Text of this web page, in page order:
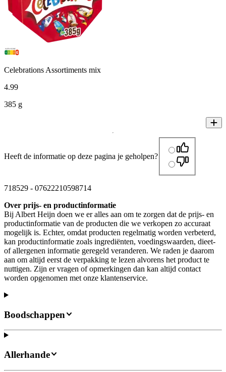
Celebrations Assortiments mix
4.99
385 g
Heeft de informatie op deze pagina je geholpen?
718529 - 07622210598714
Over prijs- en productinformatie
Bij Albert Heijn doen we er alles aan om te zorgen dat de prijs- en
productinformatie van de producten die we verkopen zo accuraat
mogelijk is. Echter, omdat producten regelmatig worden verbeterd,
kan productinformatie zoals ingrediënten, voedingswaarden, dieet-
of allergenen informatie geregeld veranderen. We raden je daarom
aan om altijd eerst de verpakking te lezen alvorens het product te
nuttigen. Zijn er vragen of opmerkingen dan kan altijd contact
worden opgenomen met onze klantenservice.
Boodschappen
Allerhande